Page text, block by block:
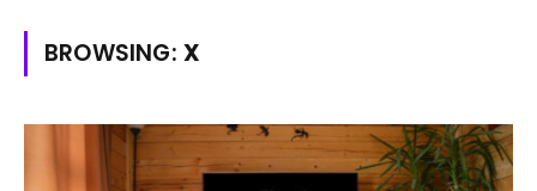
BROWSING: X